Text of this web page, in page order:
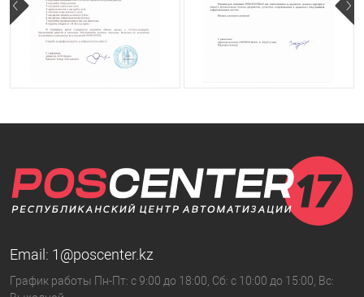
Email: 1@poscenter.kz
График работы Пн-Пт: с 9:00 до 18:00, Сб: с 10:00 до 15:00, Вс: